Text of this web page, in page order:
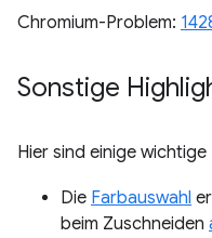
Chromium-Problem:
Sonstige
Hier sind einige
Die Farbauswahl
beim Zuschneiden